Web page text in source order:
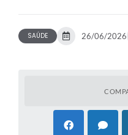
SAÚDE 26/06/2026